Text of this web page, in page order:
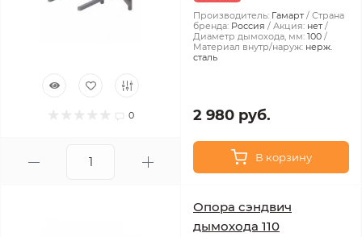
0
Производитель: Гамарт
Страна
бренда: Россия Акция: нет
Диаметр дымохода, мм: 100
Материал внутр/наруж: нерж.
сталь
2 980 руб.
В корзину
Опора сэндвич
дымохода 110